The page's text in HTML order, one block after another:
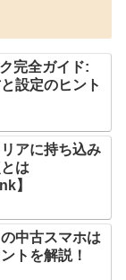
完全ガイド:
設定のヒント
アに持ち込み
は
】
中古スマホは
トを解説！